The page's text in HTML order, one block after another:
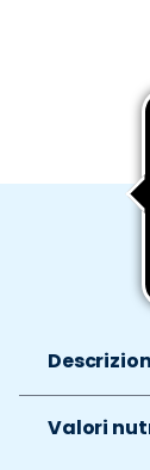
Valori